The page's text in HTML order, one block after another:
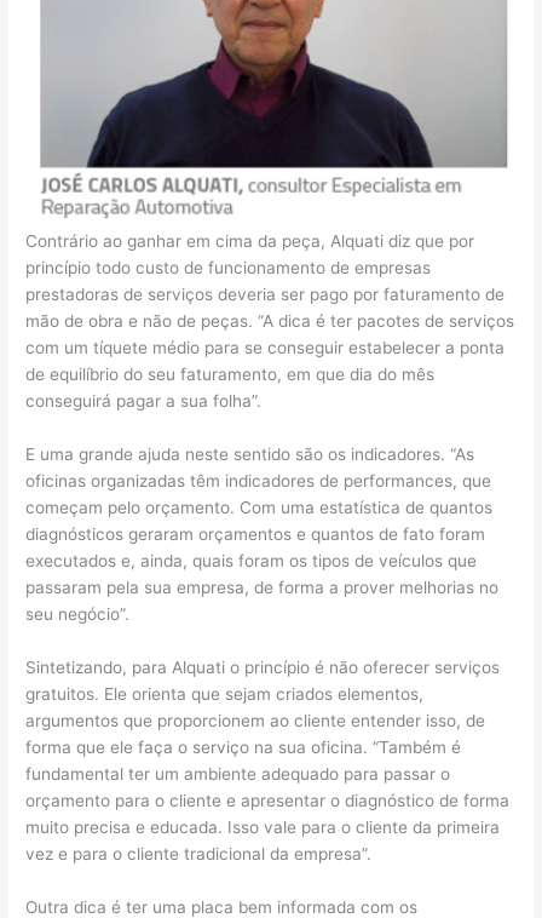
Contrário ao ganhar em cima da peça, Alquati diz que por
princípio todo custo de funcionamento de empresas
prestadoras de serviços deveria ser pago por faturamento de
mão de obra e não de peças. “A dica é ter pacotes de serviços
com um tíquete médio para se conseguir estabelecer a ponta
de equilíbrio do seu faturamento, em que dia do mês
conseguirá pagar a sua folha”.
E uma grande ajuda neste sentido são os indicadores. “As
oficinas organizadas têm indicadores de performances, que
começam pelo orçamento. Com uma estatística de quantos
diagnósticos geraram orçamentos e quantos de fato foram
executados e, ainda, quais foram os tipos de veículos que
passaram pela sua empresa, de forma a prover melhorias no
seu negócio”.
Sintetizando, para Alquati o princípio é não oferecer serviços
gratuitos. Ele orienta que sejam criados elementos,
argumentos que proporcionem ao cliente entender isso, de
forma que ele faça o serviço na sua oficina. “Também é
fundamental ter um ambiente adequado para passar o
orçamento para o cliente e apresentar o diagnóstico de forma
muito precisa e educada. Isso vale para o cliente da primeira
vez e para o cliente tradicional da empresa”.
Outra dica é ter uma placa bem informada com os